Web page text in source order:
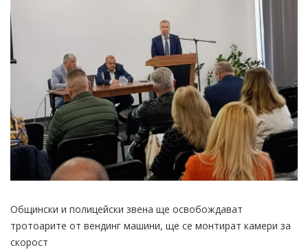
Общински и полицейски звена ще освобождават
тротоарите от вендинг машини, ще се монтират камери за
скорост